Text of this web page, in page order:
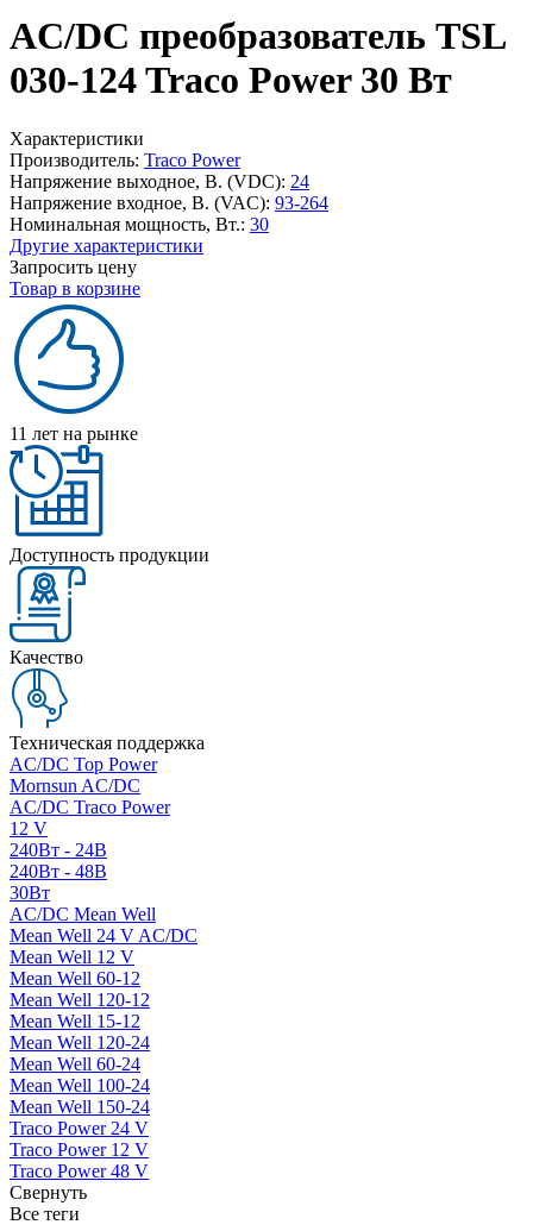
AC/DC преобразователь TSL
030-124 Traco Power 30 Вт
Характеристики
Производитель: Traco Power
Напряжение выходное, В. (VDC): 24
Напряжение входное, В. (VAC): 93-264
Номинальная мощность, Вт.: 30
Другие характеристики
Запросить цену
Товар в корзине
11 лет на рынке
Доступность продукции
Качество
Техническая поддержка
AC/DC Top Power
Mornsun AC/DC
AC/DC Traco Power
12 V
240Вт - 24В
240Вт - 48В
30Вт
AC/DC Mean Well
Mean Well 24 V AC/DC
Mean Well 12 V
Mean Well 60-12
Mean Well 120-12
Mean Well 15-12
Mean Well 120-24
Mean Well 60-24
Mean Well 100-24
Mean Well 150-24
Traco Power 24 V
Traco Power 12 V
Traco Power 48 V
Свернуть
Все теги